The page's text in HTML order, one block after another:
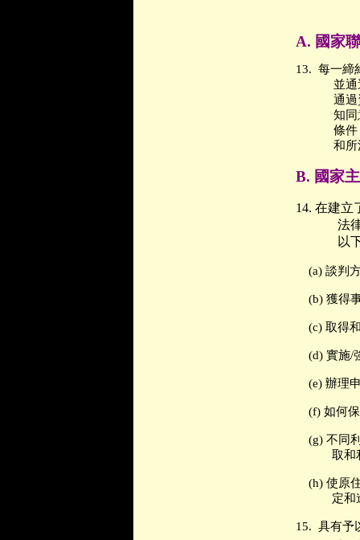
A. 國家
13. 每一締
並
通
知
條
和
B. 國家
14. 在建立
法
以
(a) 談判
(b) 獲得
(c) 取得
(d) 實施/
(e) 辦理
(f) 如何
(g) 不同
取和
(h) 使原
定和
15. 具有予